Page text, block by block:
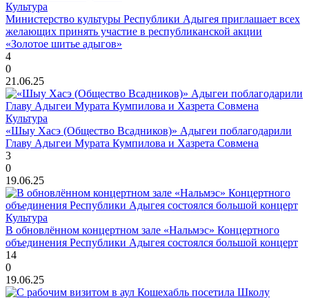
Культура
Министерство культуры Республики Адыгея приглашает всех
желающих принять участие в республиканской акции
«Золотое шитье адыгов»
4
0
21.06.25
Культура
«Шыу Хасэ (Общество Всадников)» Адыгеи поблагодарили
Главу Адыгеи Мурата Кумпилова и Хазрета Совмена
3
0
19.06.25
Культура
В обновлённом концертном зале «Нальмэс» Концертного
объединения Республики Адыгея состоялся большой концерт
14
0
19.06.25